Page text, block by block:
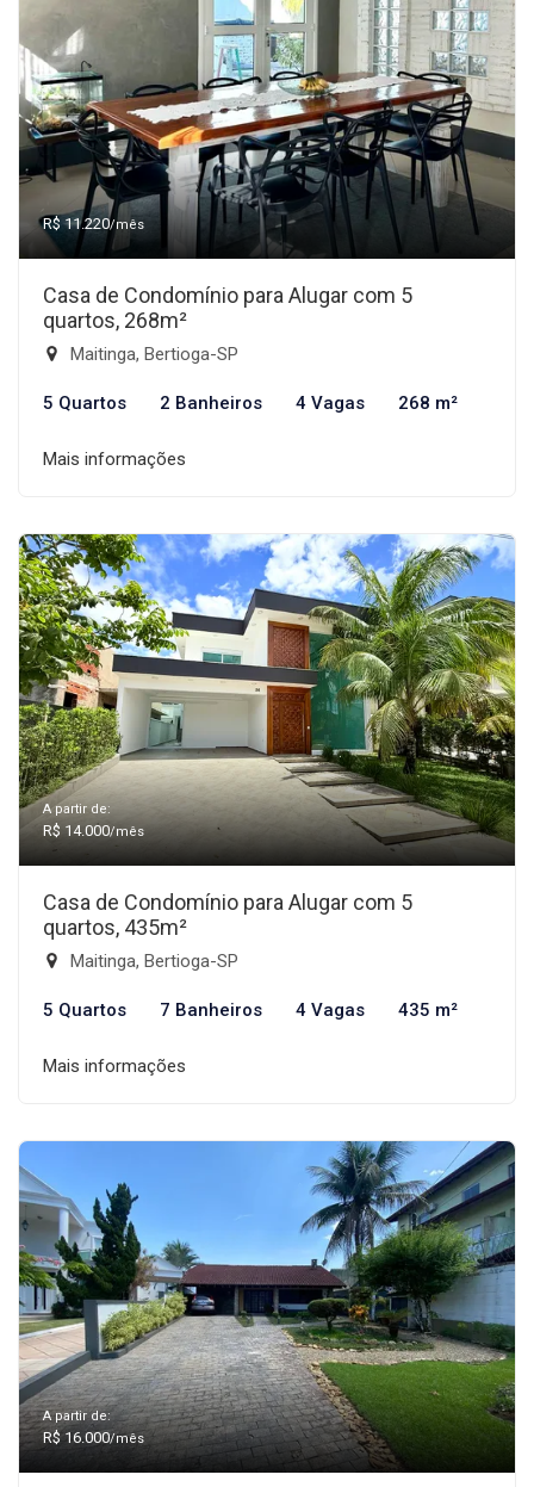
R$ 11.220/mês
Casa de Condomínio para Alugar com 5
quartos, 268m²
Maitinga, Bertioga-SP
5 Quartos 2 Banheiros 4 Vagas 268 m²
Mais informações
A partir de:
R$ 14.000/mês
Casa de Condomínio para Alugar com 5
quartos, 435m²
Maitinga, Bertioga-SP
5 Quartos 7 Banheiros 4 Vagas 435 m²
Mais informações
A partir de:
R$ 16.000/mês